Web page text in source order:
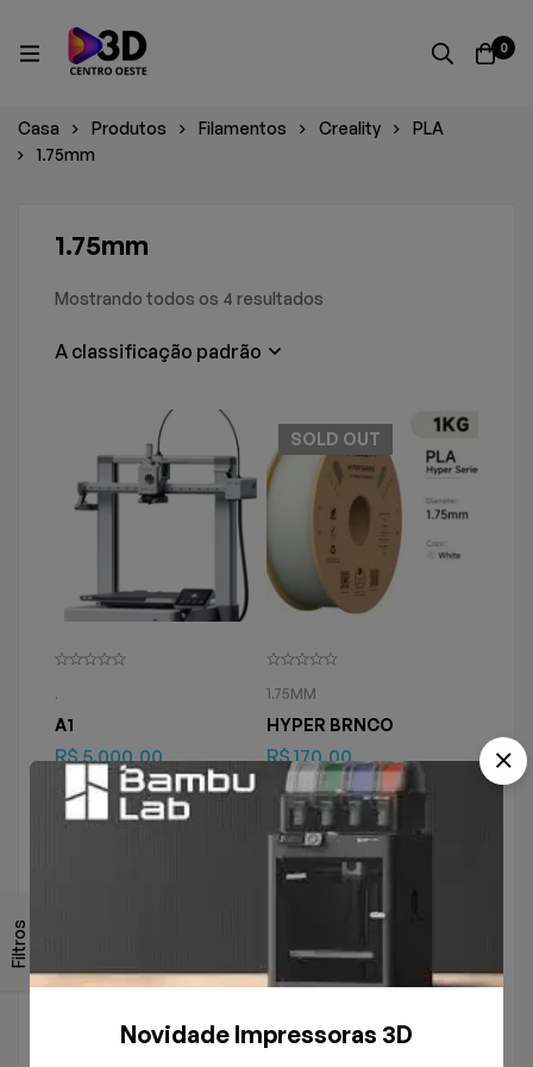
0
Casa Produtos Filamentos Creality
PLA
1.75mm
Filtros
1.75mm
Mostrando todos os 4 resultados
A classificação padrão
.
A1
R$5.000,00
SOLD OUT
1.75MM
HYPER BRNCO
R$170,00
SOLDOUT SOLD OUT
Novidade Impressoras 3D